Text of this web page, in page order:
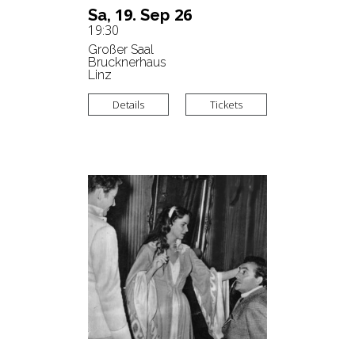
Sa, 19. Sep 26
19:30
Großer Saal
Brucknerhaus
Linz
Details Tickets